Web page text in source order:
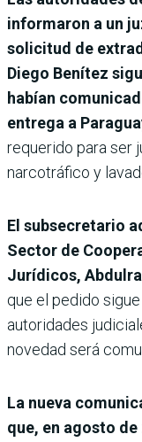
informaron a un
solicitud de
Diego Benítez
habían
entrega a
requerido para ser
narcotráfico y
El subsecretario
Sector de
Jurídicos,
que el pedido
autoridades
novedad será
La nueva
que, en agosto